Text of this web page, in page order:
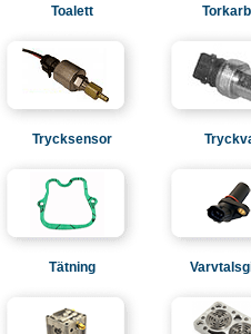
Toalett
Trycksensor
Tätning